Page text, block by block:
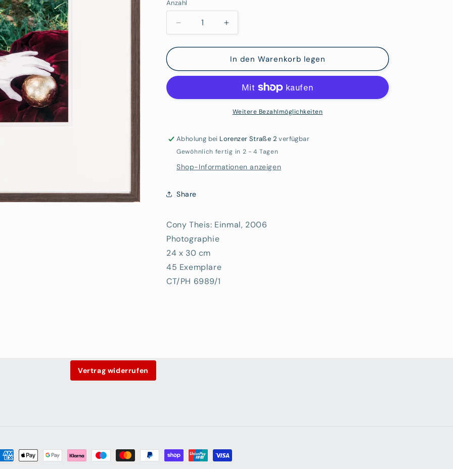
Anzahl
Verringere
die
Menge
Cony
Erhöhe
die
Menge
für
Cony
Einmal
In den Warenkorb legen
Weitere Bezahlmöglichkeiten
Abholung bei Lorenzer Straße 2 verfügbar
Gewöhnlich fertig in 2 - 4 Tagen
Shop-Informationen anzeigen
Share
Cony Theis: Einmal, 2006
Photographie
24 x 30 cm
45 Exemplare
CT/PH 6989/1
Vertrag widerrufen